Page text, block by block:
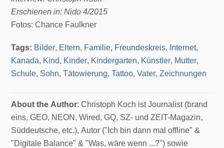
Erschienen in: Nido 4/2015
Fotos: Chance Faulkner
Tags: Bilder, Eltern, Familie, Freundeskreis, Internet,
Kanada, Kind, Kinder, Kindergarten, Künstler, Mutter,
Schule, Sohn,Tätowierung,Tattoo,Vater,Zeichnungen
About the Author: Christoph Koch ist Journalist (brand
eins, GEO, NEON, Wired, GQ, SZ- und ZEIT-Magazin,
Süddeutsche, etc.), Autor ("Ich bin dann mal offline" &
"Digitale Balance" & "Was, wäre wenn ...?") sowie